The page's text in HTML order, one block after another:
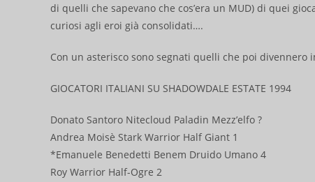
di quelli che sapevano che cos’era un MUD) di quei
curiosi agli eroi già consolidati….
Con un asterisco sono segnati quelli che poi divennero
GIOCATORI ITALIANI SU SHADOWDALE ESTATE 1994
Donato Santoro Nitecloud Paladin Mezz’elfo ?
Andrea Moisè Stark Warrior Half Giant 1
*Emanuele Benedetti Benem Druido Umano 4
Roy Warrior Half-Ogre 2